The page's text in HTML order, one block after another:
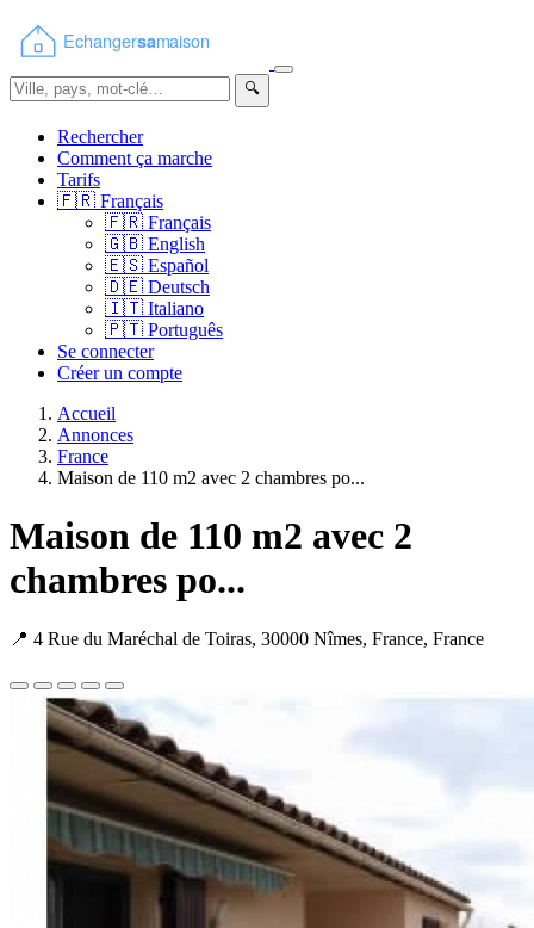
🔍
Rechercher
Comment ça marche
Tarifs
🇫🇷 Français
🇫🇷 Français
🇬🇧 English
🇪🇸 Español
🇩🇪 Deutsch
🇮🇹 Italiano
🇵🇹 Português
Se connecter
Créer un compte
Accueil
Annonces
France
Maison de 110 m2 avec 2 chambres po...
Maison de 110 m2 avec 2
chambres po...
📍 4 Rue du Maréchal de Toiras, 30000 Nîmes, France, France